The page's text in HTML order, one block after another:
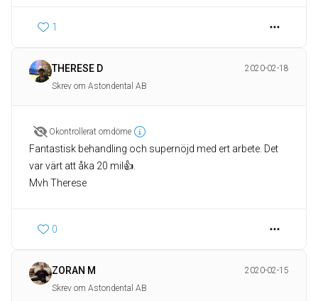
1
THERESE D
2020-02-18
Skrev om Astondental AB
Okontrollerat omdöme
Fantastisk behandling och supernöjd med ert arbete. Det
var värt att åka 20 mil👍.
Mvh Therese
0
ZORAN M
2020-02-15
Skrev om Astondental AB